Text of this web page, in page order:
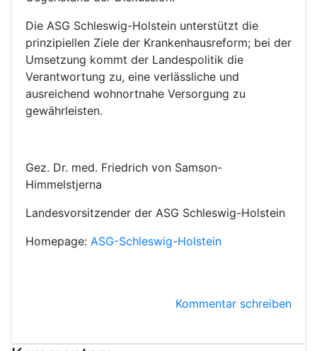
Die ASG Schleswig-Holstein unterstützt die
prinzipiellen Ziele der Krankenhausreform; bei der
Umsetzung kommt der Landespolitik die
Verantwortung zu, eine verlässliche und
ausreichend wohnortnahe Versorgung zu
gewährleisten.
Gez. Dr. med. Friedrich von Samson-
Himmelstjerna
Landesvorsitzender der ASG Schleswig-Holstein
Homepage: ASG-Schleswig-Holstein
Kommentar schreiben